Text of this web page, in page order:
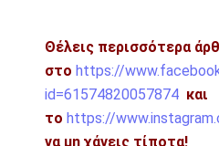
Θέλεις περισσότερα
στο https://
id=61574820057874 και
το https://
να μη χάνεις τίποτα!